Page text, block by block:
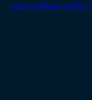
تحلیل اقتصادی حقوق مسئولیت مدنی (۱) ـ قاعده مسئولیت مدنی